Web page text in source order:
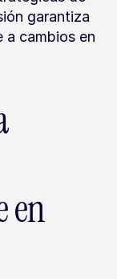
garantiza
a cambios en
en